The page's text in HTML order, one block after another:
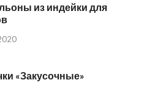
из индейки для
«Закусочные»